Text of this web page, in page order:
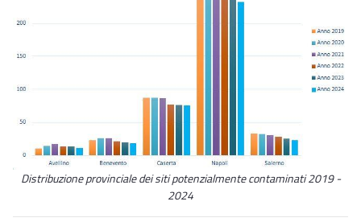
Distribuzione provinciale dei siti potenzialmente contaminati 2019 -
2024